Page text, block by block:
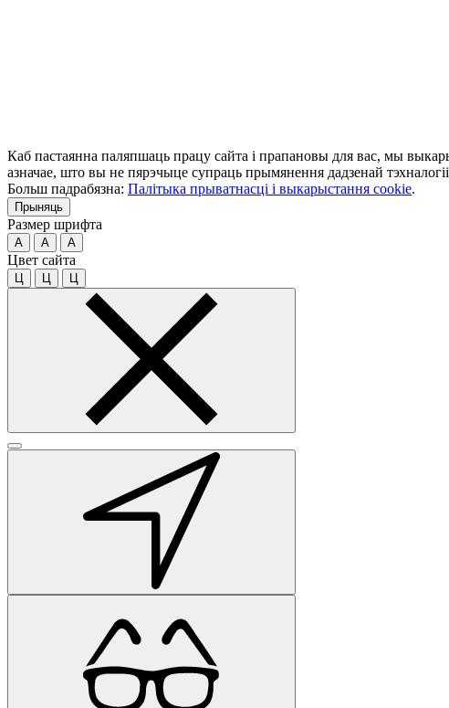
Каб пастаянна паляпшаць працу сайта і прапановы для вас, мы
азначае, што вы не пярэчыце супраць прымянення дадзенай
Больш падрабязна: Палітыка прыватнасці і выкарыстання cookie.
Прыняць
Размер шрифта
A A A
Цвет сайта
Ц Ц Ц